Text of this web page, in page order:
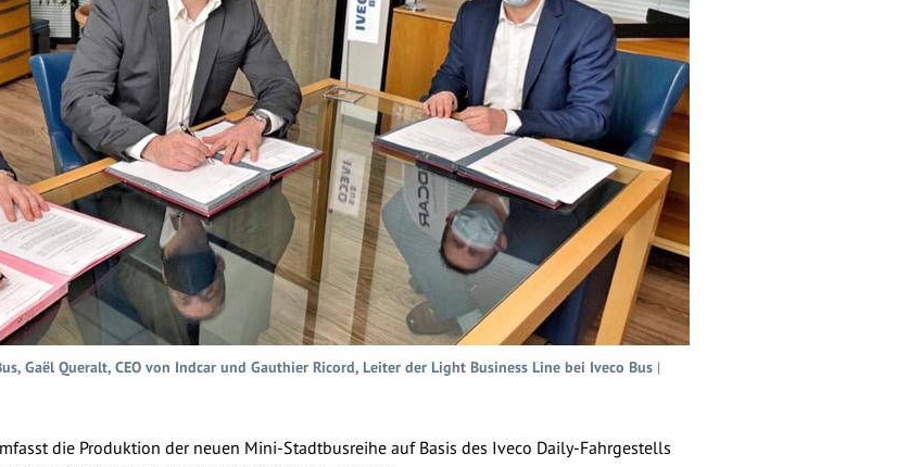
Gaël Queralt, CEO von Indcar und Gauthier Ricord, Leiter der Light Business Line bei Iveco Bus |
die Produktion der neuen Mini-Stadtbusreihe auf Basis des Iveco Daily-Fahrgestells